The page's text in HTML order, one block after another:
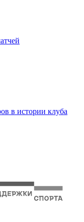
в истории клуба